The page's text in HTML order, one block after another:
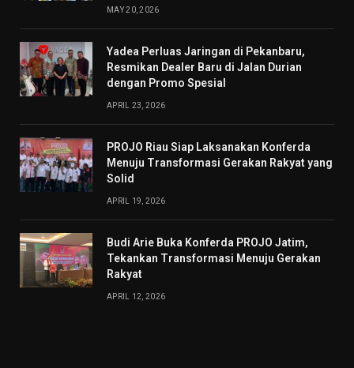
MAY 20, 2026
Yadea Perluas Jaringan di Pekanbaru,
Resmikan Dealer Baru di Jalan Durian
dengan Promo Spesial
APRIL 23, 2026
PROJO Riau Siap Laksanakan Konferda
Menuju Transformasi Gerakan Rakyat yang
Solid
APRIL 19, 2026
Budi Arie Buka Konferda PROJO Jatim,
Tekankan Transformasi Menuju Gerakan
Rakyat
APRIL 12, 2026